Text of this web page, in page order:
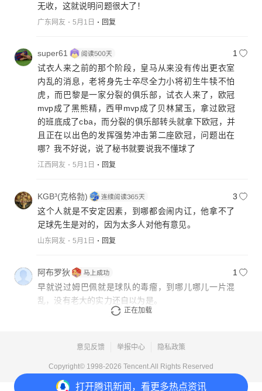
打开腾讯新闻，看更多热点资讯
无收，这就说明问题很大了！
广东网友 5月1日 回复
super61
1
试衣人来之前的那个阶段，皇马从来没有传出更衣室
内乱的消息，老将身先士卒尽全力小将初生牛犊不怕
虎，而巴黎是一家分裂的俱乐部，试衣人来了，欧冠
mvp成了黑熊精，西甲mvp成了贝林黛玉，拿过欧冠
的班底成了cba，而分裂的俱乐部转头就拿下欧冠，并
且正在以出色的发挥强势冲击第二座欧冠，问题出在
哪？我不好说，说了秘书就要说我不懂球了
江西网友 5月1日 回复
KGB³(克格勃)
3
这个人就是不安定因素，到哪都会闹内讧，他拿不了
足球先生是对的，因为太多人对他有意见。
山东网友 5月1日 回复
阿布罗狄
1
早就说过姆巴佩就是球队的毒瘤，到哪儿哪儿一片混
乱，没有老大的实力还自以为是。
回复
正在加载
意见反馈 举报中心 隐私政策
Copyright© 1998-2026 Tencent.All Rights Reserved